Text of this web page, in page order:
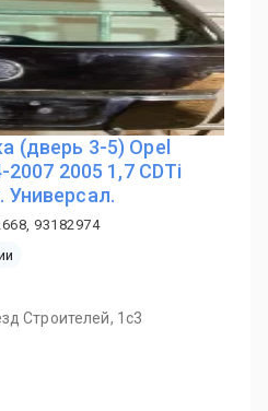
(дверь 3-5) Opel
2005 1,7 CDTi
93182974
Строителей, 1с3